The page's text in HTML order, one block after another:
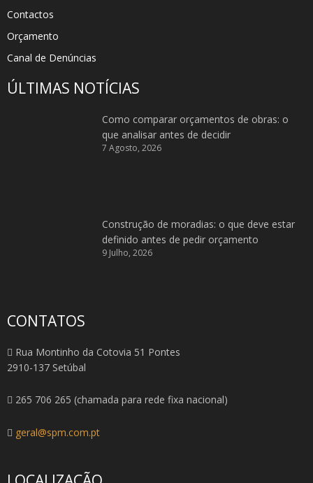
Contactos
Orçamento
Canal de Denúncias
ÚLTIMAS NOTÍCIAS
Como comparar orçamentos de obras: o
que analisar antes de decidir
7 Agosto, 2026
Construção de moradias: o que deve estar
definido antes de pedir orçamento
9 Julho, 2026
CONTATOS
Rua Montinho da Cotovia 51 Pontes
2910-137 Setúbal
265 706 265 (chamada para rede fixa nacional)
geral@spm.com.pt